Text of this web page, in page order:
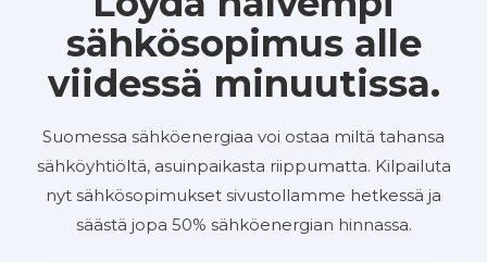
sähkösopimus alle
viidessä minuutissa.
Suomessa sähköenergiaa voi ostaa miltä tahansa
sähköyhtiöltä, asuinpaikasta riippumatta. Kilpailuta
nyt sähkösopimukset sivustollamme hetkessä ja
säästä jopa 50% sähköenergian hinnassa.